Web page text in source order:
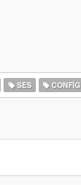
SES CONFIG